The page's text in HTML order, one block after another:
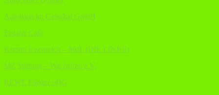
Autohaus im Geiseltal GmbH
Eistaler Cafè
Kerstin Eisenreich – MdL (DIE LINKE)
MZ Stiftung – Wir helfen e.V.
REWE Förster oHG